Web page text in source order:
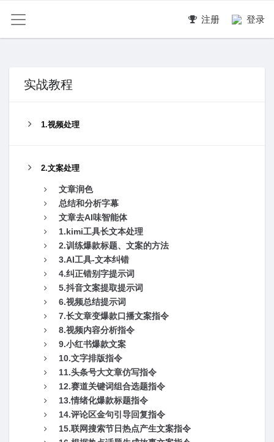
注册 登录
实战教程
1.视频处理
2.文案处理
文章润色
总结和分析字幕
文章去AI味智能体
1.kimi工具长文本处理
2.训练爆款标题、文案的方法
3.AI工具-文本纠错
4.纠正错别字提示词
5.抖音文案提取提示词
6.视频总结提示词
7.长文章变爆款口播文案指令
8.视频内容分析指令
9.小红书爆款文案
10.文字排版指令
11.头条号大文章仿写指令
12.赛道关键词组合选题指令
13.情绪化爆款标题指令
14.评论区金句引导回复指令
15.联网搜索节日热点产生文案指令